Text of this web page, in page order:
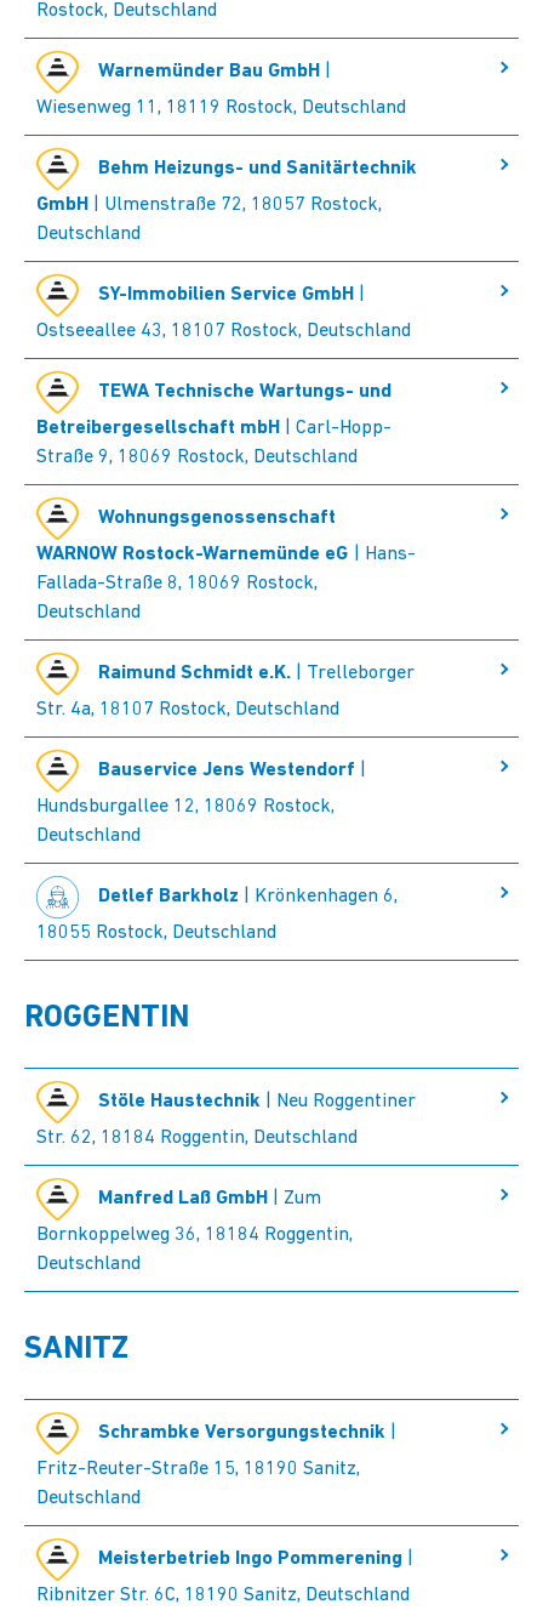
Rostock, Deutschland
Warnemünder Bau GmbH
Wiesenweg 11, 18119 Rostock, Deutschland
Behm Heizungs- und Sanitärtechnik
GmbH
| Ulmenstraße 72, 18057 Rostock,
Deutschland
SY-Immobilien Service GmbH
Ostseeallee 43, 18107 Rostock, Deutschland
TEWA Technische Wartungs- und
Betreibergesellschaft mbH
| Carl-Hopp-
Straße 9, 18069 Rostock, Deutschland
Wohnungsgenossenschaft
WARNOW Rostock-Warnemünde eG | Hans-
Fallada-Straße 8, 18069 Rostock,
Deutschland
Raimund Schmidt e.K. | Trelleborger
Str. 4a, 18107 Rostock, Deutschland
Bauservice Jens Westendorf
Hundsburgallee 12, 18069 Rostock,
Deutschland
Detlef Barkholz | Krönkenhagen 6,
18055 Rostock, Deutschland
ROGGENTIN
Stöle Haustechnik | Neu Roggentiner
Str. 62, 18184 Roggentin, Deutschland
Manfred Laß GmbH | Zum
Bornkoppelweg 36, 18184 Roggentin,
Deutschland
SANITZ
Schrambke Versorgungstechnik
Fritz-Reuter-Straße 15, 18190 Sanitz,
Deutschland
Meisterbetrieb Ingo Pommerening
Ribnitzer Str. 6C, 18190 Sanitz, Deutschland